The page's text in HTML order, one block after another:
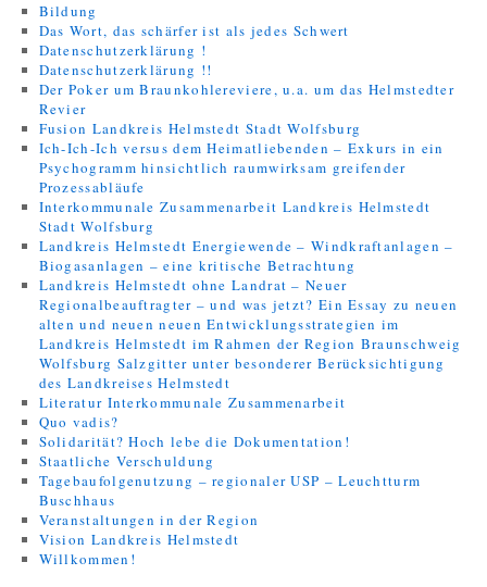
Bildung
Das Wort, das schärfer ist als jedes Schwert
Datenschutzerklärung !
Datenschutzerklärung !!
Der Poker um Braunkohlereviere, u.a. um das Helmstedter
Revier
Fusion Landkreis Helmstedt Stadt Wolfsburg
Ich-Ich-Ich versus dem Heimatliebenden – Exkurs in ein
Psychogramm hinsichtlich raumwirksam greifender
Prozessabläufe
Interkommunale Zusammenarbeit Landkreis Helmstedt
Stadt Wolfsburg
Landkreis Helmstedt Energiewende – Windkraftanlagen –
Biogasanlagen – eine kritische Betrachtung
Landkreis Helmstedt ohne Landrat – Neuer
Regionalbeauftragter – und was jetzt? Ein Essay zu neuen
alten und neuen neuen Entwicklungsstrategien im
Landkreis Helmstedt im Rahmen der Region Braunschweig
Wolfsburg Salzgitter unter besonderer Berücksichtigung
des Landkreises Helmstedt
Literatur Interkommunale Zusammenarbeit
Quo vadis?
Solidarität? Hoch lebe die Dokumentation!
Staatliche Verschuldung
Tagebaufolgenutzung – regionaler USP – Leuchtturm
Buschhaus
Veranstaltungen in der Region
Vision Landkreis Helmstedt
Willkommen!